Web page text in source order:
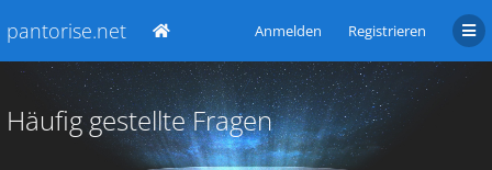
pantorise.net Anmelden Registrieren
Häufig gestellte Fragen